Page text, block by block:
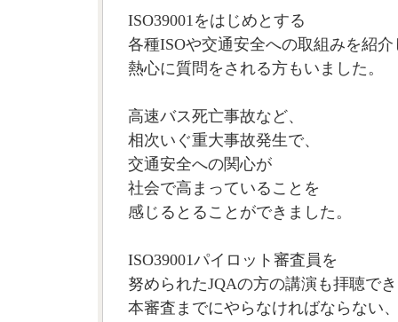
ISO39001をはじめとする
各種ISOや交通安全への取組みを紹介
熱心に質問をされる方もいました。
高速バス死亡事故など、
相次いぐ重大事故発生で、
交通安全への関心が
社会で高まっていることを
感じるとることができました。
ISO39001パイロット審査員を
努められたJQAの方の講演も拝聴で
本審査までにやらなければならない